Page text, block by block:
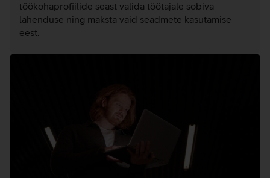
töökohaprofiilide seast valida töötajale sobiva
lahenduse ning maksta vaid seadmete kasutamise
eest.